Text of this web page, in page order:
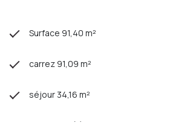
Surface 91,40 m²
carrez 91,09 m²
séjour 34,16 m²
2 chambre(s)